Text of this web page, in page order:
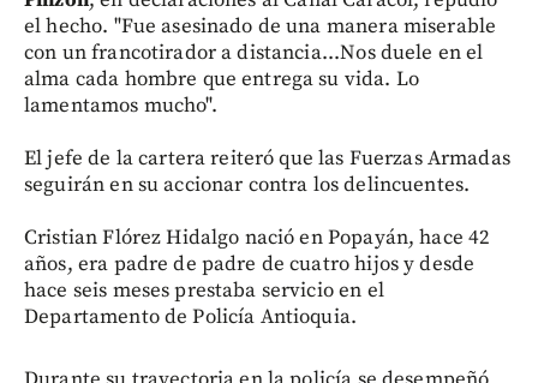
el hecho. "Fue asesinado de una manera miserable
con un francotirador a distancia...Nos duele en el
alma cada hombre que entrega su vida. Lo
lamentamos mucho".
El jefe de la cartera reiteró que las Fuerzas Armadas
seguirán en su accionar contra los delincuentes.
Cristian Flórez Hidalgo nació en Popayán, hace 42
años, era padre de padre de cuatro hijos y desde
hace seis meses prestaba servicio en el
Departamento de Policía Antioquia.